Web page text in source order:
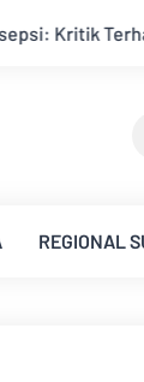
oleh
REGIONAL